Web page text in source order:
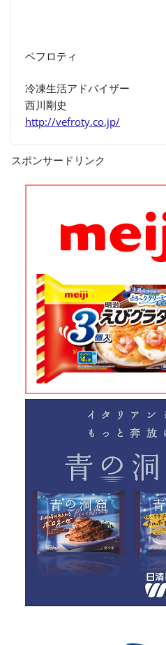
ベフロティ
冷凍生活アドバイザー
西川剛史
http://vefroty.co.jp/
スポンサードリンク